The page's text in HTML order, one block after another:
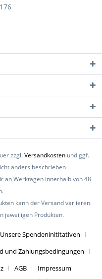
zzgl.Versandkosten und ggf.
anders beschrieben
an Werktagen innerhalb von 48
kann der Versand variieren.
jeweiligen Produkten.
Spendeninititativen
und Zahlungsbedingungen
AGB
Impressum